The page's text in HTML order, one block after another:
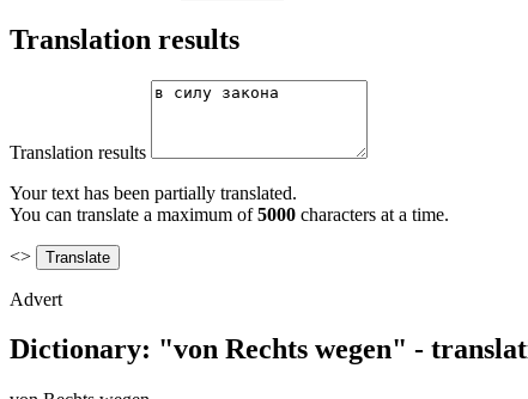
Translation results
Translation results
Your text has been partially translated.
You can translate a maximum of5000 characters at a time.
<>
Advert
Dictionary: "von Rechts wegen" -